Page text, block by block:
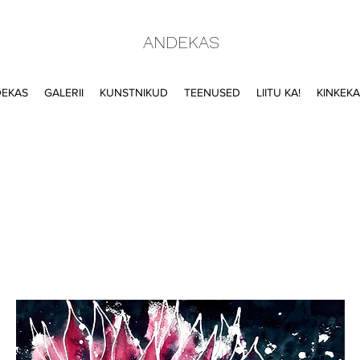
ANDEKAS
GALERII KUNSTNIKUD TEENUSED LIITU KA!